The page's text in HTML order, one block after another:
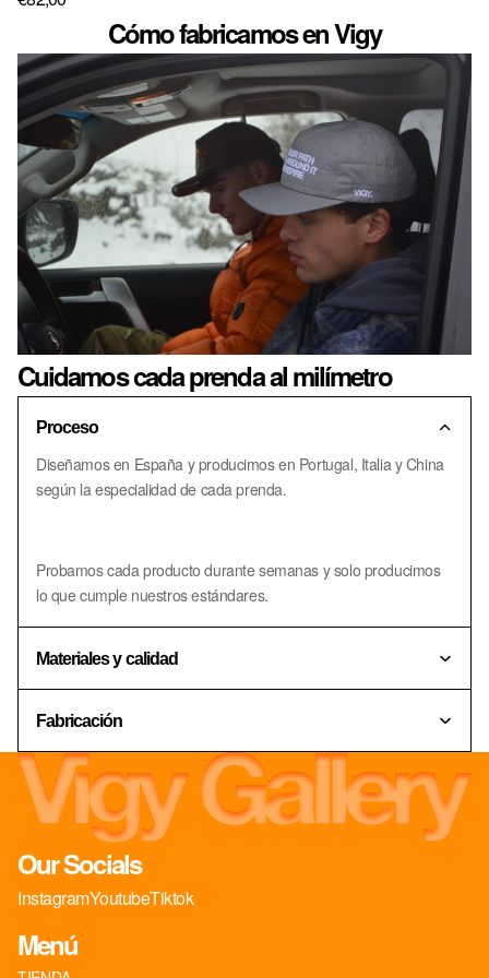
Cómo fabricamos en Vigy
Cuidamos cada prenda al milímetro
Proceso
Diseñamos en España y producimos en Portugal, Italia y China
según la especialidad de cada prenda.
Probamos cada producto durante semanas y solo producimos
lo que cumple nuestros estándares.
Materiales y calidad
Fabricación
Our Socials
InstagramYoutubeTiktok
Menú